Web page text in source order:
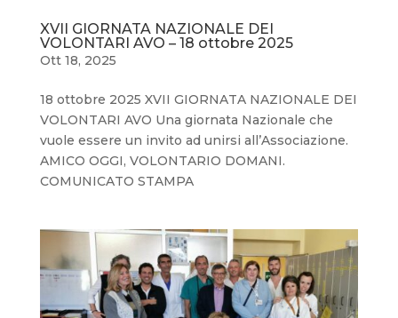
XVII GIORNATA NAZIONALE DEI
VOLONTARI AVO – 18 ottobre 2025
Ott 18, 2025
18 ottobre 2025 XVII GIORNATA NAZIONALE DEI
VOLONTARI AVO Una giornata Nazionale che
vuole essere un invito ad unirsi all’Associazione.
AMICO OGGI, VOLONTARIO DOMANI.
COMUNICATO STAMPA